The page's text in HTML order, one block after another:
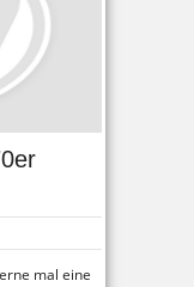
mal eine